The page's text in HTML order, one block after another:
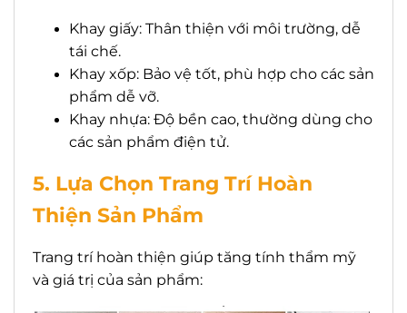
Khay giấy: Thân thiện với môi trường, dễ
tái chế.
Khay xốp: Bảo vệ tốt, phù hợp cho các sản
phẩm dễ vỡ.
Khay nhựa: Độ bền cao, thường dùng cho
các sản phẩm điện tử.
5. Lựa Chọn Trang Trí Hoàn
Thiện Sản Phẩm
Trang trí hoàn thiện giúp tăng tính thẩm mỹ
và giá trị của sản phẩm: